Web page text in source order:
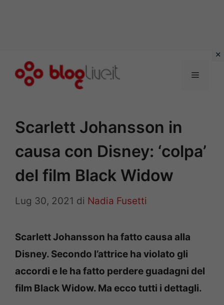
Menu
Scarlett Johansson in
causa con Disney: ‘colpa’
del film Black Widow
Lug 30, 2021 di Nadia Fusetti
Scarlett Johansson ha fatto causa alla
Disney. Secondo l’attrice ha violato gli
accordi e le ha fatto perdere guadagni del
film Black Widow. Ma ecco tutti i dettagli.